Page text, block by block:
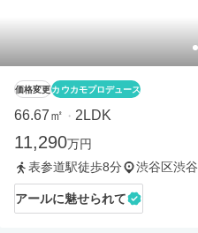
価格変更カウカモプロデュース
66.67㎡ ・ 2LDK
11,290万円
表参道駅徒歩8分
渋谷区渋谷
アールに魅せられて